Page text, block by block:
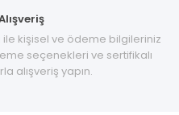
kişisel ve ödeme bilgileriniz
seçenekleri ve sertifikalı
alışveriş yapın.